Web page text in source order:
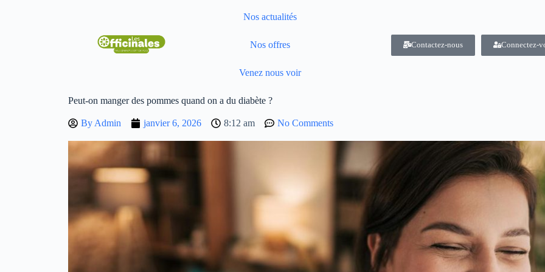
Nos actualités
Nos offres
Venez nous voir
Contactez-nous Connectez-
Peut-on manger des pommes quand on a du diabète ?
By Admin janvier 6, 2026 8:12 am No Comments